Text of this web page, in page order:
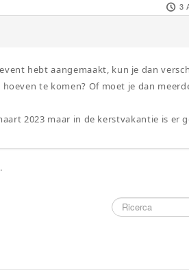
3
hebt aangemaakt, kun je dan
te komen? Of moet je dan
2023 maar in de kerstvakantie is er